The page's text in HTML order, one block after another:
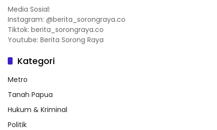
Media Sosial:
Instagram: @berita_sorongraya.co
Tiktok: berita_sorongraya.co
Youtube: Berita Sorong Raya
Kategori
Metro
Tanah Papua
Hukum & Kriminal
Politik